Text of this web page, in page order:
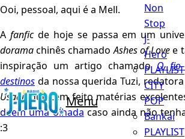
Menu
Non
Stop
J-
Hero
PLAYLIST
CITY
POP
Bankai
PLAYLIST
Ooi, pessoal, aqui é a Mell.
A fanficde hoje se passa em um
doramachinês chamadoAshes of Lovee
inspiração um artigo chamadoO fio
destinos da nossa querida Tuzi,
Usagi, que tem feito matérias
deem uma olhada caso ainda não
:3